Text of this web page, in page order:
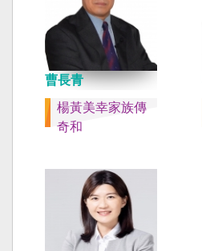
曹長青
楊黃美幸家族傳
奇和